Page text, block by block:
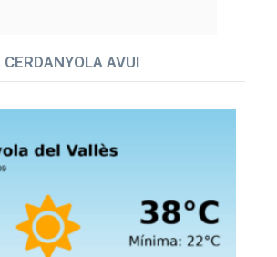
AVUI